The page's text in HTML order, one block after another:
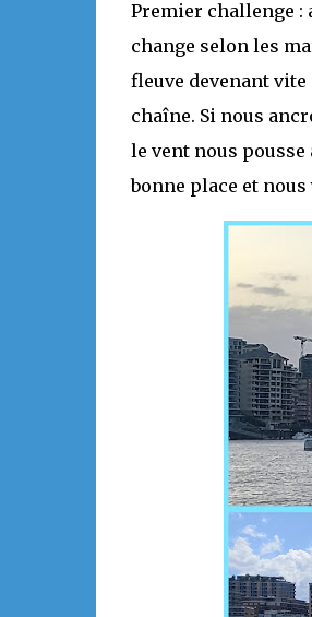
Premier challenge :
change selon les
fleuve devenant
chaîne. Si nous
le vent nous
bonne place et